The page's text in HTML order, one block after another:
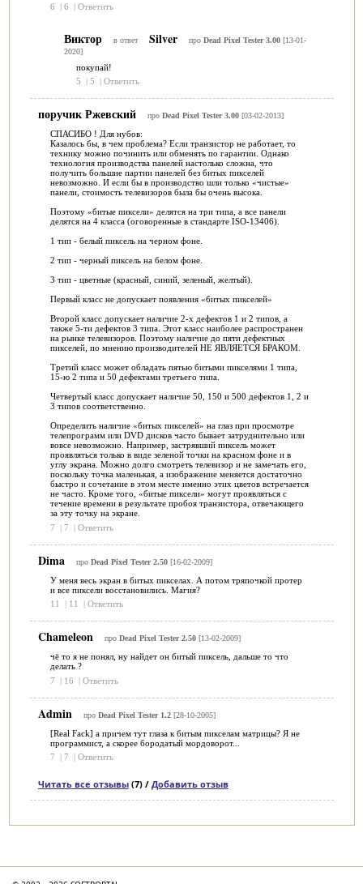
6 | 6 | Ответить
Виктор в ответ Silver про Dead Pixel Tester 3.00[13-01-
2020]
покупай!
5
| 5 | Ответить
поручик Ржевский про Dead Pixel Tester 3.00[03-02-2013]
СПАСИБО ! Для нубов:
Казалось бы, в чем проблема? Если транзистор не работает, то
технику можно починить или обменять по гарантии. Однако
технология производства панелей настолько сложна, что
получить большие партии панелей без битых пикселей
невозможно. И если бы в производство шли только «чистые»
панели, стоимость телевизоров была бы очень высока.
Поэтому «битые пиксели» делятся на три типа, а все панели
делятся на 4 класса (оговоренные в стандарте ISO-13406).
1 тип - белый пиксель на черном фоне.
2 тип - черный пиксель на белом фоне.
3 тип - цветные (красный, синий, зеленый, желтый).
Первый класс не допускает появления «битых пикселей»
Второй класс допускает наличие 2-х дефектов 1 и 2 типов, а
также 5-ти дефектов 3 типа. Этот класс наиболее распространен
на рынке телевизоров. Поэтому наличие до пяти дефектных
пикселей, по мнению производителей НЕ ЯВЛЯЕТСЯ БРАКОМ.
Третий класс может обладать пятью битыми пикселями 1 типа,
15-ю 2 типа и 50 дефектами третьего типа.
Четвертый класс допускает наличие 50, 150 и 500 дефектов 1, 2 и
3 типов соответственно.
Определить наличие «битых пикселей» на глаз при просмотре
телепрограмм или DVD дисков часто бывает затруднительно или
вовсе невозможно. Например, застрявший пиксель может
проявляться только в виде зеленой точки на красном фоне и в
углу экрана. Можно долго смотреть телевизор и не замечать его,
поскольку точка маленькая, а изображение меняется достаточно
быстро и сочетание в этом месте именно этих цветов встречается
не часто. Кроме того, «битые пиксели» могут проявляться с
течение времени в результате пробоя транзистора, отвечающего
за эту точку на экране.
7
| 7 | Ответить
Dima про Dead Pixel Tester 2.50[16-02-2009]
У меня весь экран в битых пикселах. А потом тряпочкой протер
и все пиксели восстановились. Магия?
11
| 11 | Ответить
Chameleon про Dead Pixel Tester 2.50[13-02-2009]
чё то я не понял, ну найдет он битый пиксель, дальше то что
делать ?
7
| 16 | Ответить
Admin про Dead Pixel Tester 1.2[28-10-2005]
[Real Fack] а причем тут глаза к битым пикселам матрицы? Я не
программист, а скорее бородатый мордоворот...
7
| 7 | Ответить
Читать все отзывы(7) / Добавить отзыв